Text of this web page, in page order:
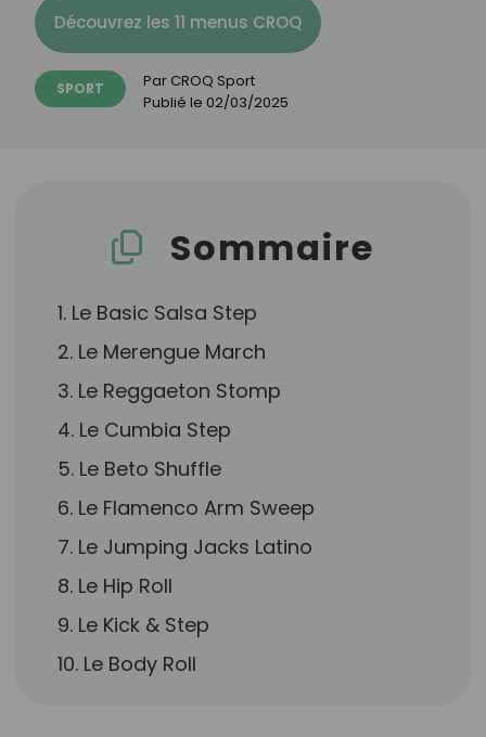
Découvrez les 11 menus CROQ
SPORT Par CROQ Sport
Publié le 02/03/2025
Sommaire
1. Le Basic Salsa Step
2. Le Merengue March
3. Le Reggaeton Stomp
4. Le Cumbia Step
5. Le Beto Shuffle
6. Le Flamenco Arm Sweep
7. Le Jumping Jacks Latino
8. Le Hip Roll
9. Le Kick & Step
10. Le Body Roll